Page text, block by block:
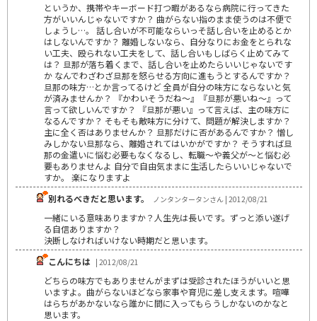
というか、携帯やキーボード打つ暇があるなら病院に行ってきた
方がいいんじゃないですか？ 曲がらない指のまま使うのは不便で
しょうし…。 話し合いが不可能ならいっそ話し合いを止めるとか
はしないんですか？ 離婚しないなら、自分なりにお金をとられな
い工夫、殴られない工夫をして、話し合いもしばらく止めてみて
は？ 旦那が落ち着くまで、話し合いを止めたらいいじゃないです
か なんでわざわざ旦那を怒らせる方向に進もうとするんですか？
旦那の味方…とか言ってるけど 全員が自分の味方にならないと気
が済みませんか？ 『かわいそうだね～』『旦那が悪いね～』って
言って欲しいんですか？ 『旦那が悪い』って言えば、主の味方に
なるんですか？ そもそも敵味方に分けて、問題が解決しますか？
主に全く否はありませんか？ 旦那だけに否があるんですか？ 憎し
みしかない旦那なら、離婚されてはいかがですか？ そうすれば旦
那の金遣いに悩む必要もなくなるし、転職～や義父が～と悩む必
要もありませんよ 自分で自由気ままに生活したらいいじゃないで
すか。 楽になりますよ
別れるべきだと思います。
ノンタンタータンさん | 2012/08/21
一緒にいる意味ありますか？人生先は長いです。ずっと添い遂げ
る自信ありますか？
決断しなければいけない時期だと思います。
こんにちは | 2012/08/21
どちらの味方でもありませんがまずは受診されたほうがいいと思
いますよ。曲がらないほどなら家事や育児に差し支えます。喧嘩
はらちがあかないなら誰かに間に入ってもらうしかないのかなと
思います。